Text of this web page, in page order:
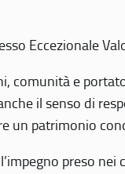
Eccezionale
comunità e
il senso di
un patrimonio
preso